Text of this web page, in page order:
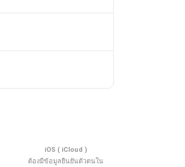
iOS ( iCloud )
ต้องมีข้อมูลยืนยันตัวตนใน